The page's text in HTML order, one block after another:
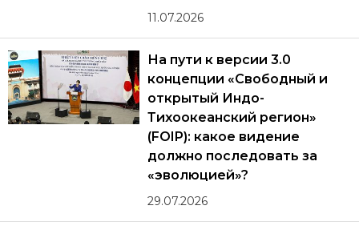
11.07.2026
На пути к версии 3.0
концепции «Свободный и
открытый Индо-
Тихоокеанский регион»
(FOIP): какое видение
должно последовать за
«эволюцией»?
29.07.2026